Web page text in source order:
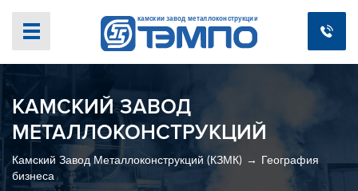
КАМСКИЙ ЗАВОД
МЕТАЛЛОКОНСТРУКЦИЙ
Камский Завод Металлоконструкций (КЗМК)
География
бизнеса